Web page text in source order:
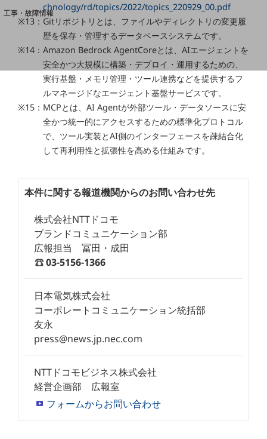
工事・故障情報
お客さまサポートサイト
SDPFナレッジセンター
NTTドコモ 通信障害情報
chnology/rd/topics/2022/topics_220929_00.pdf
※13：Gitリポジトリとは、ファイルやディレクトリの変更履
歴を保存・管理するデータベースシステムです。
※14：Amazon Bedrock AgentCoreとは、AIエージェントを
安全かつ大規模に構築・デプロイ・運用するための、
実行基盤・メモリ管理・ツール連携などを提供するフ
ルマネージドなエージェント基盤サービスです。
※15：MCPとは、AI Agentが外部ツール・データソースに安
全かつ統一的にアクセスするための標準化プロトコル
で、ツール実装とAI側のインターフェースを疎結合化
して再利用性と拡張性を高める仕組みです。
本件に関する報道機関からのお問い合わせ先
株式会社NTTドコモ
ブランドコミュニケーション部
広報担当 冨田・成田
03-5156-1366
日本電気株式会社
コーポレートコミュニケーション統括部
友永
press@news.jp.nec.com
NTTドコモビジネス株式会社
経営企画部 広報室
フォームからお問い合わせ